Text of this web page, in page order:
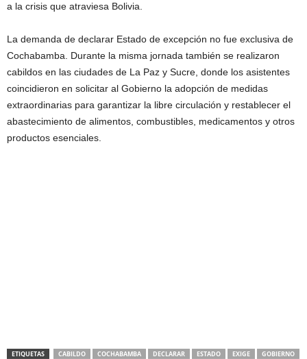
a la crisis que atraviesa Bolivia.
La demanda de declarar Estado de excepción no fue exclusiva de
Cochabamba. Durante la misma jornada también se realizaron
cabildos en las ciudades de La Paz y Sucre, donde los asistentes
coincidieron en solicitar al Gobierno la adopción de medidas
extraordinarias para garantizar la libre circulación y restablecer el
abastecimiento de alimentos, combustibles, medicamentos y otros
productos esenciales.
ETIQUETAS CABILDO COCHABAMBA DECLARAR ESTADO EXIGE
GOBIERNO